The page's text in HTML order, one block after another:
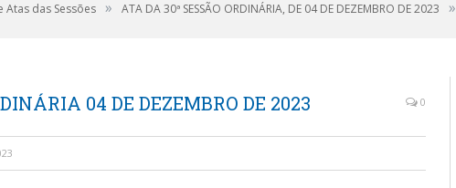
Atas das Sessões » ATA DA 30ª SESSÃO ORDINÁRIA, DE 04 DE DEZEMBRO DE 2023 »
04 DE DEZEMBRO DE 2023 0